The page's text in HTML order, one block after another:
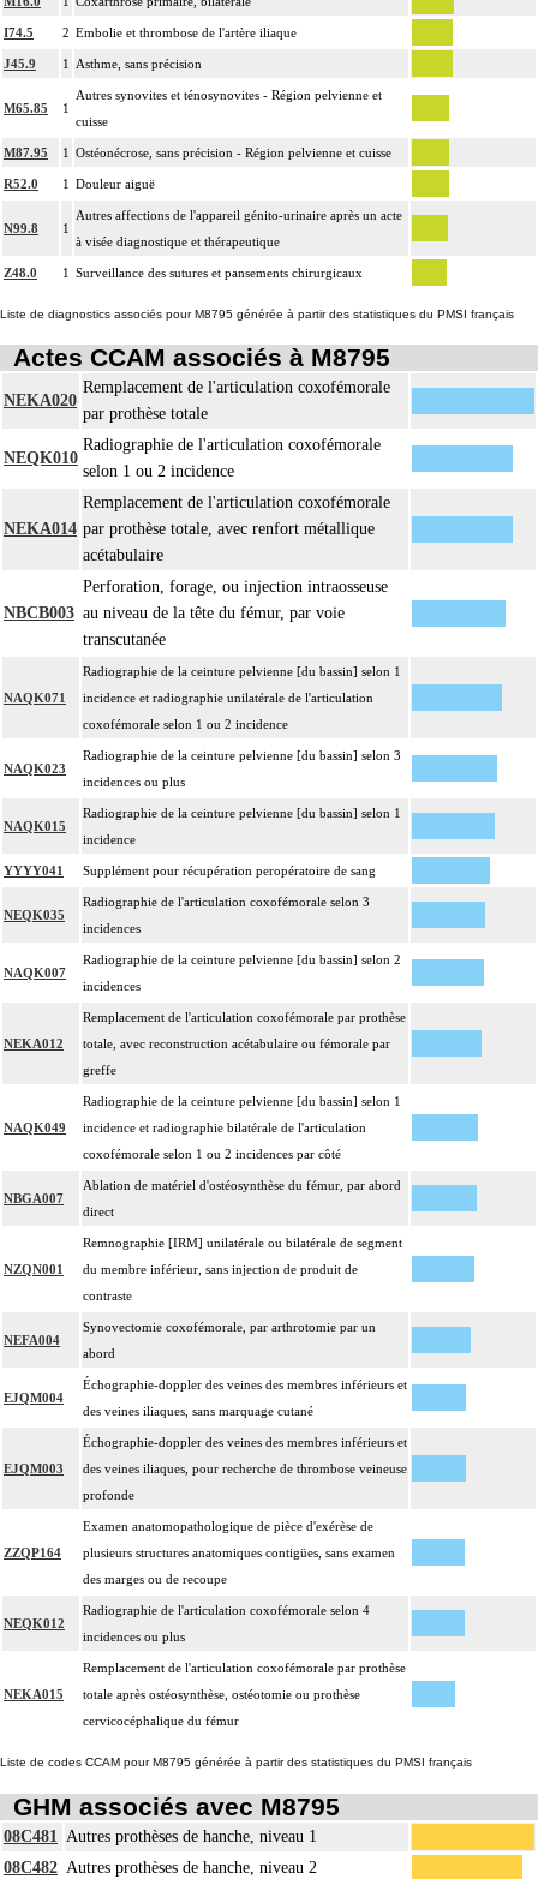
I74.5 2 Embolie et thrombose de l'artère iliaque
J45.9 1 Asthme, sans précision
M65.85 1
Autres synovites et ténosynovites - Région pelvienne et
cuisse
M87.95 1 Ostéonécrose, sans précision - Région pelvienne et cuisse
R52.0 1 Douleur aiguë
N99.8 1
Autres affections de l'appareil génito-urinaire après un acte
à visée diagnostique et thérapeutique
Z48.0 1 Surveillance des sutures et pansements chirurgicaux
Liste de diagnostics associés pour M8795 générée à partir des statistiques du PMSI français
Actes CCAM associés à M8795
NEKA020
Remplacement de l'articulation coxofémorale
par prothèse totale
NEQK010
Radiographie de l'articulation coxofémorale
selon 1 ou 2 incidence
NEKA014
Remplacement de l'articulation coxofémorale
par prothèse totale, avec renfort métallique
acétabulaire
NBCB003
Perforation, forage, ou injection intraosseuse
au niveau de la tête du fémur, par voie
transcutanée
NAQK071
Radiographie de la ceinture pelvienne [du bassin] selon 1
incidence et radiographie unilatérale de l'articulation
coxofémorale selon 1 ou 2 incidence
NAQK023
Radiographie de la ceinture pelvienne [du bassin] selon 3
incidences ou plus
NAQK015
Radiographie de la ceinture pelvienne [du bassin] selon 1
incidence
YYYY041 Supplément pour récupération peropératoire de sang
NEQK035
Radiographie de l'articulation coxofémorale selon 3
incidences
NAQK007
Radiographie de la ceinture pelvienne [du bassin] selon 2
incidences
NEKA012
Remplacement de l'articulation coxofémorale par prothèse
totale, avec reconstruction acétabulaire ou fémorale par
greffe
NAQK049
Radiographie de la ceinture pelvienne [du bassin] selon 1
incidence et radiographie bilatérale de l'articulation
coxofémorale selon 1 ou 2 incidences par côté
NBGA007
Ablation de matériel d'ostéosynthèse du fémur, par abord
direct
NZQN001
Remnographie [IRM] unilatérale ou bilatérale de segment
du membre inférieur, sans injection de produit de
contraste
NEFA004
Synovectomie coxofémorale, par arthrotomie par un
abord
EJQM004
Échographie-doppler des veines des membres inférieurs et
des veines iliaques, sans marquage cutané
EJQM003
Échographie-doppler des veines des membres inférieurs et
des veines iliaques, pour recherche de thrombose veineuse
profonde
ZZQP164
Examen anatomopathologique de pièce d'exérèse de
plusieurs structures anatomiques contigües, sans examen
des marges ou de recoupe
NEQK012
Radiographie de l'articulation coxofémorale selon 4
incidences ou plus
NEKA015
Remplacement de l'articulation coxofémorale par prothèse
totale après ostéosynthèse, ostéotomie ou prothèse
cervicocéphalique du fémur
Liste de codes CCAM pour M8795 générée à partir des statistiques du PMSI français
GHM associés avec M8795
08C481 Autres prothèses de hanche, niveau 1
08C482 Autres prothèses de hanche, niveau 2